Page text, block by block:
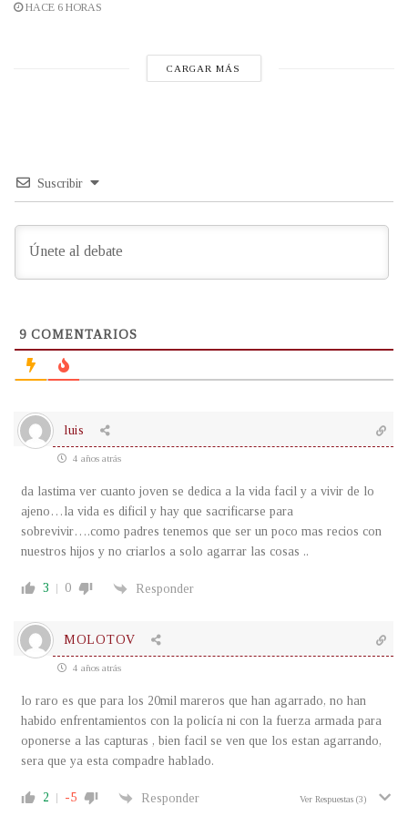
HACE 6 HORAS
CARGAR MÁS
Suscribir
9 COMENTARIOS
luis
4 años atrás
da lastima ver cuanto joven se dedica a la vida facil y a vivir de lo
ajeno…la vida es dificil y hay que sacrificarse para
sobrevivir….como padres tenemos que ser un poco mas recios con
nuestros hijos y no criarlos a solo agarrar las cosas ..
3 0 Responder
MOLOTOV
4 años atrás
lo raro es que para los 20mil mareros que han agarrado, no han
habido enfrentamientos con la policía ni con la fuerza armada para
oponerse a las capturas , bien facil se ven que los estan agarrando,
sera que ya esta compadre hablado.
2 -5 Responder Ver Respuestas (3)